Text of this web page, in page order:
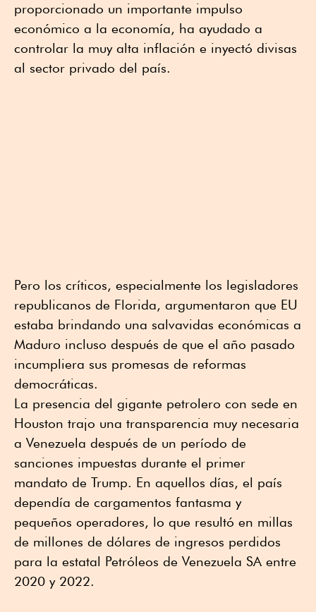
proporcionado un importante impulso
económico a la economía, ha ayudado a
controlar la muy alta inflación e inyectó divisas
al sector privado del país.
Pero los críticos, especialmente los legisladores
republicanos de Florida, argumentaron que EU
estaba brindando una salvavidas económicas a
Maduro incluso después de que el año pasado
incumpliera sus promesas de reformas
democráticas.
La presencia del gigante petrolero con sede en
Houston trajo una transparencia muy necesaria
a Venezuela después de un período de
sanciones impuestas durante el primer
mandato de Trump. En aquellos días, el país
dependía de cargamentos fantasma y
pequeños operadores, lo que resultó en millas
de millones de dólares de ingresos perdidos
para la estatal Petróleos de Venezuela SA entre
2020 y 2022.